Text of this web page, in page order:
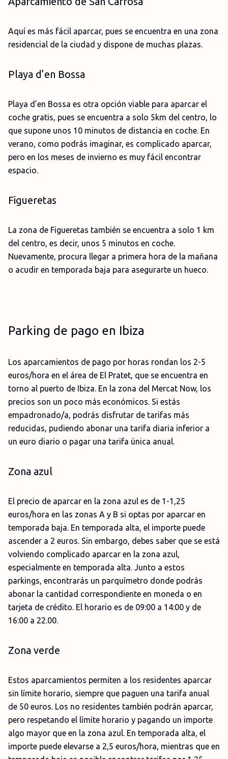
Aquí es más fácil aparcar, pues se encuentra en una zona
residencial de la ciudad y dispone de muchas plazas.
Playa d’en Bossa
Playa d’en Bossa es otra opción viable para aparcar el
coche gratis, pues se encuentra a solo 5km del centro, lo
que supone unos 10 minutos de distancia en coche. En
verano, como podrás imaginar, es complicado aparcar,
pero en los meses de invierno es muy fácil encontrar
espacio.
Figueretas
La zona de Figueretas también se encuentra a solo 1 km
del centro, es decir, unos 5 minutos en coche.
Nuevamente, procura llegar a primera hora de la mañana
o acudir en temporada baja para asegurarte un hueco.
Parking de pago en Ibiza
Los aparcamientos de pago por horas rondan los 2-5
euros/hora en el área de El Pratet, que se encuentra en
torno al puerto de Ibiza. En la zona del Mercat Now, los
precios son un poco más económicos. Si estás
empadronado/a, podrás disfrutar de tarifas más
reducidas, pudiendo abonar una tarifa diaria inferior a
un euro diario o pagar una tarifa única anual.
Zona azul
El precio de aparcar en la zona azul es de 1-1,25
euros/hora en las zonas A y B si optas por aparcar en
temporada baja. En temporada alta, el importe puede
ascender a 2 euros. Sin embargo, debes saber que se está
volviendo complicado aparcar en la zona azul,
especialmente en temporada alta. Junto a estos
parkings, encontrarás un parquímetro donde podrás
abonar la cantidad correspondiente en moneda o en
tarjeta de crédito. El horario es de 09:00 a 14:00 y de
16:00 a 22.00.
Zona verde
Estos aparcamientos permiten a los residentes aparcar
sin límite horario, siempre que paguen una tarifa anual
de 50 euros. Los no residentes también podrán aparcar,
pero respetando el límite horario y pagando un importe
algo mayor que en la zona azul. En temporada alta, el
importe puede elevarse a 2,5 euros/hora, mientras que en